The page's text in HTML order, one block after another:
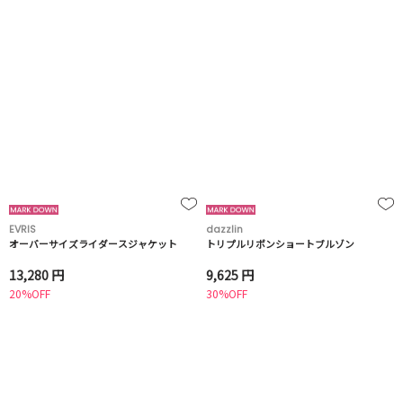
EVRIS
オーバーサイズライダースジャケット
13,280 円
20%OFF
dazzlin
トリプルリボンショートブルゾン
9,625 円
30%OFF